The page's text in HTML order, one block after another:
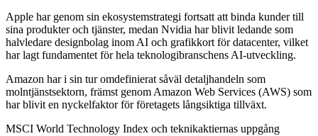
Apple har genom sin ekosystemstrategi fortsatt att binda kunder till
sina produkter och tjänster, medan Nvidia har blivit ledande som
halvledare designbolag inom AI och grafikkort för datacenter, vilket
har lagt fundamentet för hela teknologibranschens AI-utveckling.
Amazon har i sin tur omdefinierat såväl detaljhandeln som
molntjänstsektorn, främst genom Amazon Web Services (AWS) som
har blivit en nyckelfaktor för företagets långsiktiga tillväxt.
MSCI World Technology Index och teknikaktiernas uppgång